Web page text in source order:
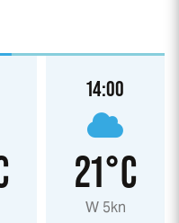
14:00
21°C
W 5kn